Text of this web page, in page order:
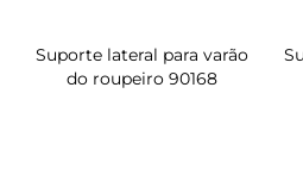
Suporte lateral para varão
do roupeiro 90168